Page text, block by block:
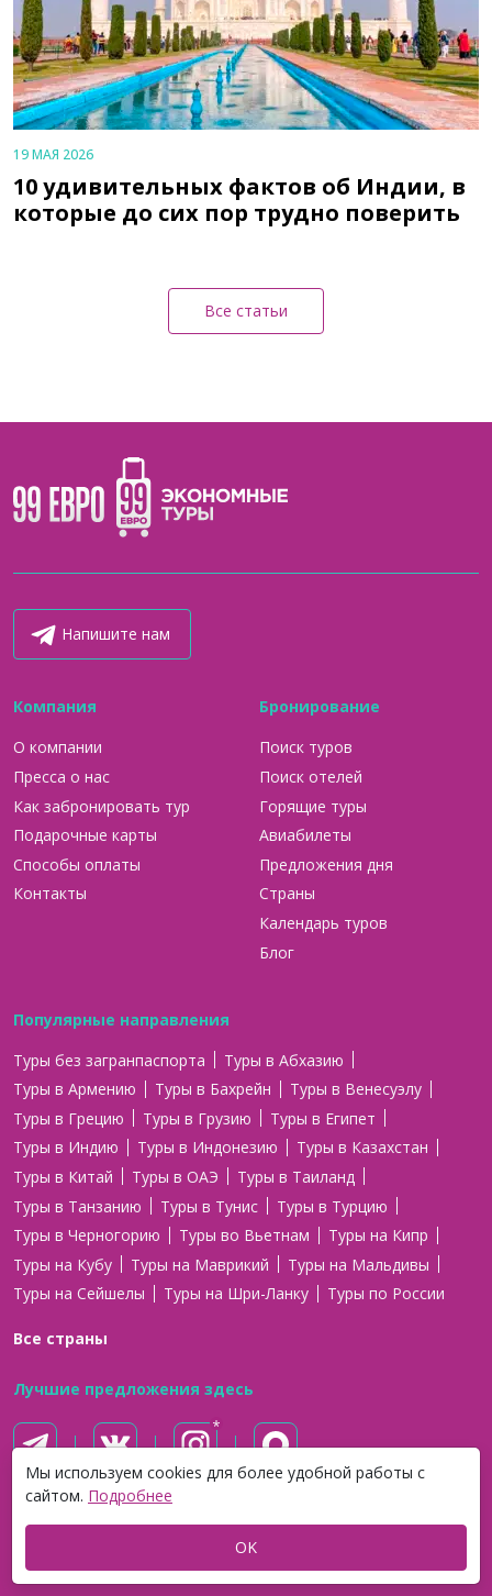
Мы используем cookies для более удобной работы с
сайтом. Подробнее
OK
19 МАЯ 2026
10 удивительных фактов об Индии, в
которые до сих пор трудно поверить
Все статьи
Напишите нам
Компания
О компании
Пресса о нас
Как забронировать тур
Подарочные карты
Способы оплаты
Контакты
Бронирование
Поиск туров
Поиск отелей
Горящие туры
Авиабилеты
Предложения дня
Страны
Календарь туров
Блог
Популярные направления
Туры без загранпаспорта
Туры в Абхазию
Туры в Армению
Туры в Бахрейн
Туры в Венесуэлу
Туры в Грецию
Туры в Грузию
Туры в Египет
Туры в Индию
Туры в Индонезию
Туры в Казахстан
Туры в Китай
Туры в ОАЭ
Туры в Таиланд
Туры в Танзанию
Туры в Тунис
Туры в Турцию
Туры в Черногорию
Туры во Вьетнам
Туры на Кипр
Туры на Кубу
Туры на Маврикий
Туры на Мальдивы
Туры на Сейшелы
Туры на Шри-Ланку Туры по России
Все страны
Лучшие предложения здесь
Оплата онлайн